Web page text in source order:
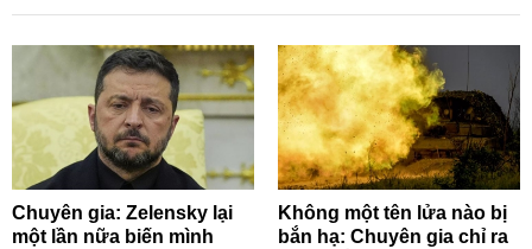
Chuyên gia: Zelensky lại
một lần nữa biến mình
Không một tên lửa nào bị
bắn hạ: Chuyên gia chỉ ra